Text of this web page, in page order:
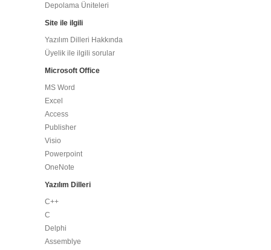
Depolama Üniteleri
Site ile ilgili
Yazılım Dilleri Hakkında
Üyelik ile ilgili sorular
Microsoft Office
MS Word
Excel
Access
Publisher
Visio
Powerpoint
OneNote
Yazılım Dilleri
C++
C
Delphi
Assemblye